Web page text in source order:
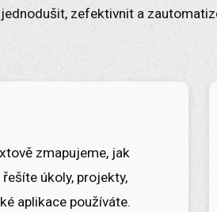
zefektivnit a
zmapujeme, jak
úkoly, projekty,
aplikace používáte.